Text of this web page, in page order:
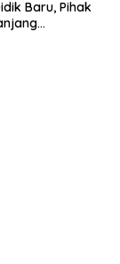
Baru, Pihak